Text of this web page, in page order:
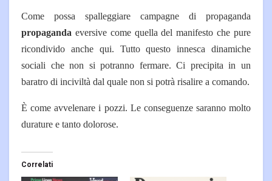
Come possa spalleggiare campagne di propaganda
propaganda eversive come quella del manifesto che pure
ricondivido anche qui. Tutto questo innesca dinamiche
sociali che non si potranno fermare. Ci precipita in un
baratro di inciviltà dal quale non si potrà risalire a comando.
È come avvelenare i pozzi. Le conseguenze saranno molto
durature e tanto dolorose.
Correlati